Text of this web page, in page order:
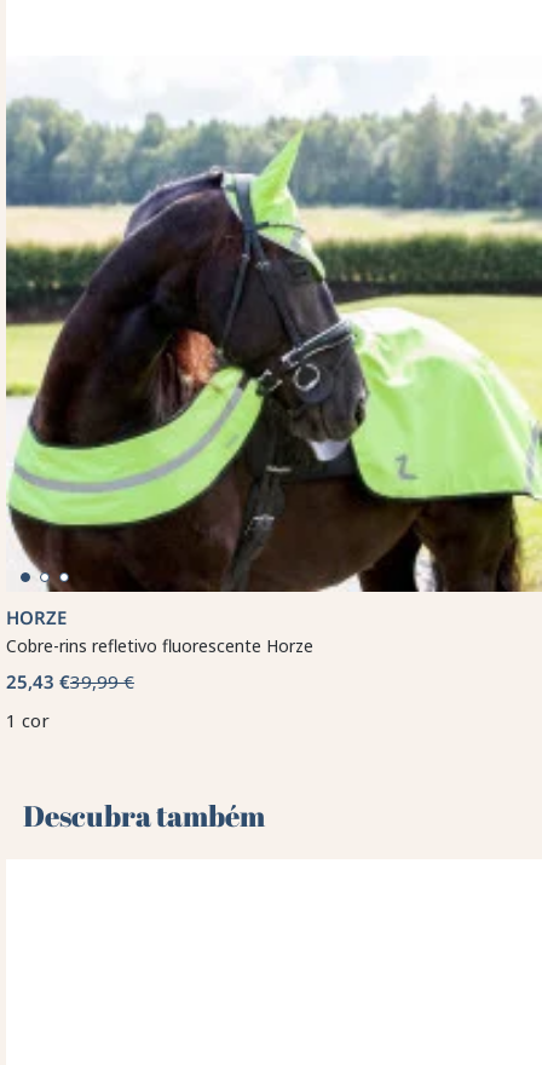
HORZE
Cobre-rins refletivo fluorescente Horze
25,43 €39,99 €
1 cor
Descubra também 🌻